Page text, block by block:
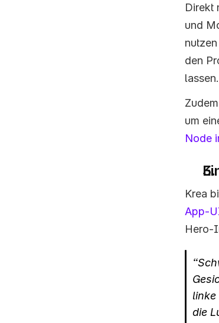
Direkt
und
den
lassen.
um
Node
App-
Hero-
linke
die